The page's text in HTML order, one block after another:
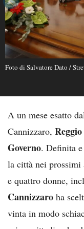
Foto di Salvatore Dato /
A un mese esatto
Cannizzaro,
Governo. Definita
la città nei
e quattro donne,
Cannizzaro ha
vinta in modo